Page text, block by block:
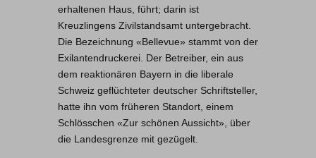
erhaltenen Haus, führt; darin ist
Kreuzlingens Zivilstandsamt untergebracht.
Die Bezeichnung «Bellevue» stammt von der
Exilantendruckerei. Der Betreiber, ein aus
dem reaktionären Bayern in die liberale
Schweiz geflüchteter deutscher Schriftsteller,
hatte ihn vom früheren Standort, einem
Schlösschen «Zur schönen Aussicht», über
die Landesgrenze mit gezügelt.